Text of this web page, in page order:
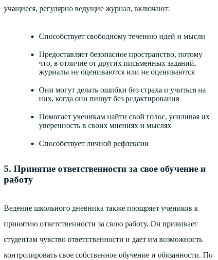
учащиеся, регулярно ведущие журнал, включают:
Способствует свободному течению идей и мысли
Предоставляет безопасное пространство, потому
что, в отличие от других письменных заданий,
журналы не оцениваются или не оцениваются
Они могут делать ошибки без страха и учиться на
них, когда они пишут без редактирования
Помогает ученикам найти свой голос, усиливая их
уверенность в своих мнениях и мыслях
Способствует личной рефлексии
5. Принятие ответственности за свое обучение и
работу
Ведение школьного дневника также поощряет учеников к
принятию ответственности за свою работу. Он прививает
студентам чувство ответственности и дает им возможность
контролировать свое собственное обучение и обязанности. По